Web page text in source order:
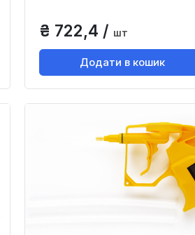
₴ 722,4 / шт
Додати в кошик